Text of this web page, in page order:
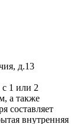
д.13
1 или 2
а также
составляет
внутренняя